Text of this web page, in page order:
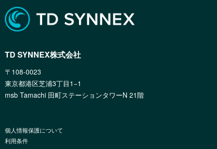
TD SYNNEX株式会社
〒108-0023
東京都港区芝浦3丁目1−1
msb Tamachi 田町ステーションタワーN 21階
個人情報保護について
利用条件